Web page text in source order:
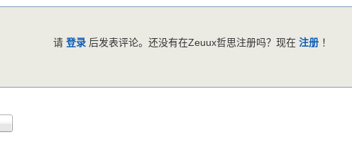
请登录 后发表评论。还没有在Zeuux哲思注册吗？现在注册 ！